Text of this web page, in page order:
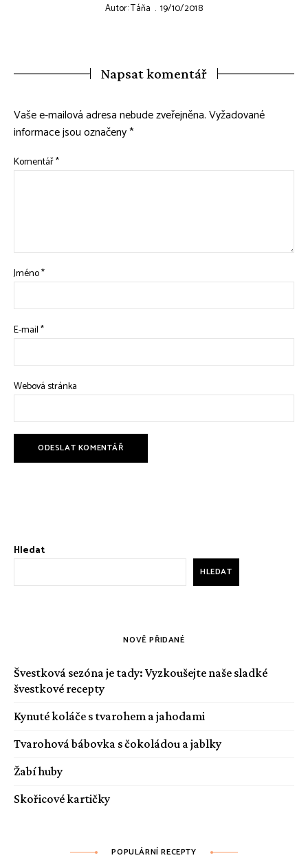
Autor:Táňa 19/10/2018
Napsat komentář
Vaše e-mailová adresa nebude zveřejněna.Vyžadované
informace jsou označeny*
Komentář*
Jméno*
E-mail*
Webová stránka
Hledat
HLEDAT
NOVĚ PŘIDANÉ
Švestková sezóna je tady: Vyzkoušejte naše sladké
švestkové recepty
Kynuté koláče s tvarohem a jahodami
Tvarohová bábovka s čokoládou a jablky
Žabí huby
Skořicové kartičky
POPULÁRNÍ RECEPTY